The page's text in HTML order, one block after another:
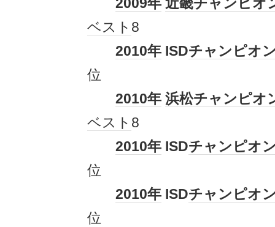
2009年 近畿チャンピオ
ベスト 8
2010年 ISDチャンピオ
位
2010年 浜松チャンピオ
ベスト 8
2010年 ISDチャンピオ
位
2010年 ISDチャンピオ
位